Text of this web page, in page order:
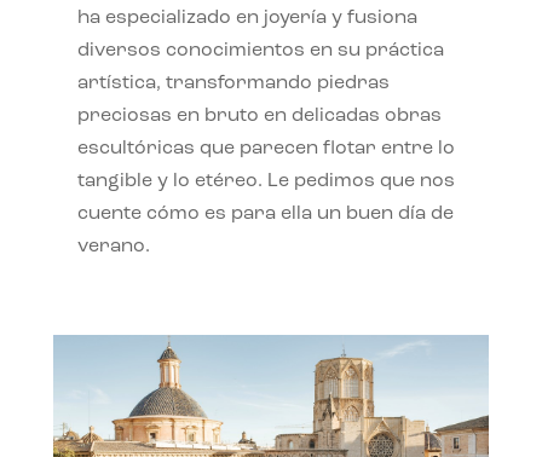
ha especializado en joyería y fusiona
diversos conocimientos en su práctica
artística, transformando piedras
preciosas en bruto en delicadas obras
escultóricas que parecen flotar entre lo
tangible y lo etéreo. Le pedimos que nos
cuente cómo es para ella un buen día de
verano.